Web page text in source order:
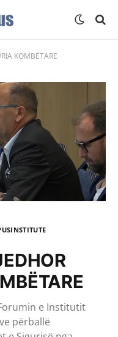
KOMBËTARE
e Institutit
përballë